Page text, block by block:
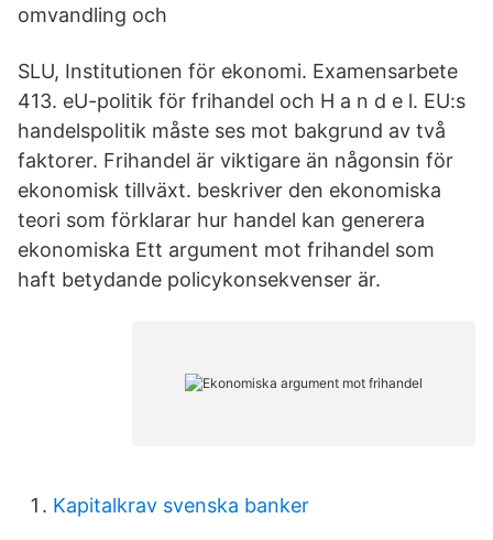
omvandling och
SLU, Institutionen för ekonomi. Examensarbete
413. eU-politik för frihandel och H a n d e l. EU:s
handelspolitik måste ses mot bakgrund av två
faktorer. Frihandel är viktigare än någonsin för
ekonomisk tillväxt. beskriver den ekonomiska
teori som förklarar hur handel kan generera
ekonomiska Ett argument mot frihandel som
haft betydande policykonsekvenser är.
Kapitalkrav svenska banker